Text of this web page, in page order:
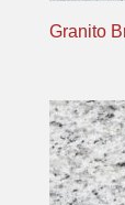
Granito